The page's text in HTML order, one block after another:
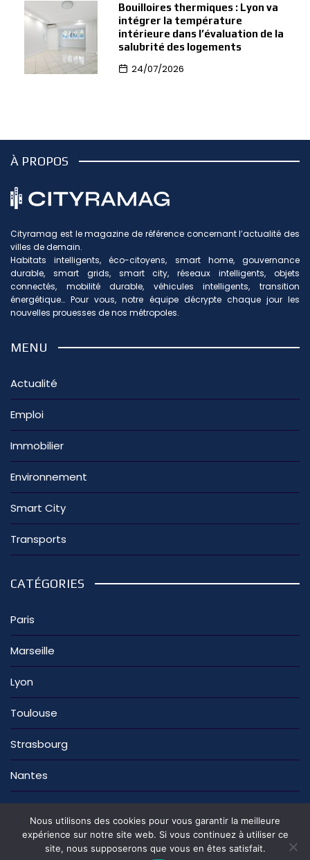
Bouilloires thermiques : Lyon va
intégrer la température
intérieure dans l’évaluation de la
salubrité des logements
24/07/2026
À PROPOS
Cityramag est le magazine de référence concernant l’actualité des
villes de demain.
Habitats intelligents, éco-citoyens, smart home, gouvernance
durable, smart grids, smart city, réseaux intelligents, objets
connectés, mobilité durable, véhicules intelligents, transition
énergétique… Pour vous, notre équipe décrypte chaque jour les
nouvelles prouesses de nos métropoles.
MENU
Actualité
Emploi
Immobilier
Environnement
Smart City
Transports
CATÉGORIES
Paris
Marseille
Lyon
Toulouse
Strasbourg
Nantes
La rédaction Nous contacter Mentions légales
Nous utilisons des cookies pour vous garantir la meilleure
expérience sur notre site web. Si vous continuez à utiliser ce
site, nous supposerons que vous en êtes satisfait.